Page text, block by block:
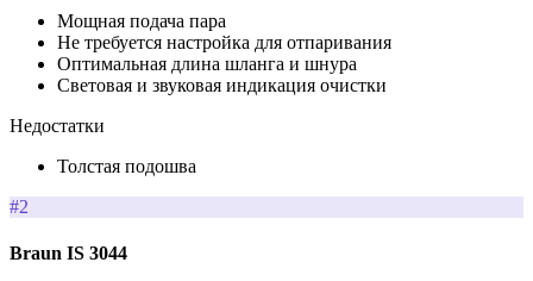
Мощная подача пара
Не требуется настройка для отпаривания
Оптимальная длина шланга и шнура
Световая и звуковая индикация очистки
Недостатки
Толстая подошва
#2
Braun IS 3044